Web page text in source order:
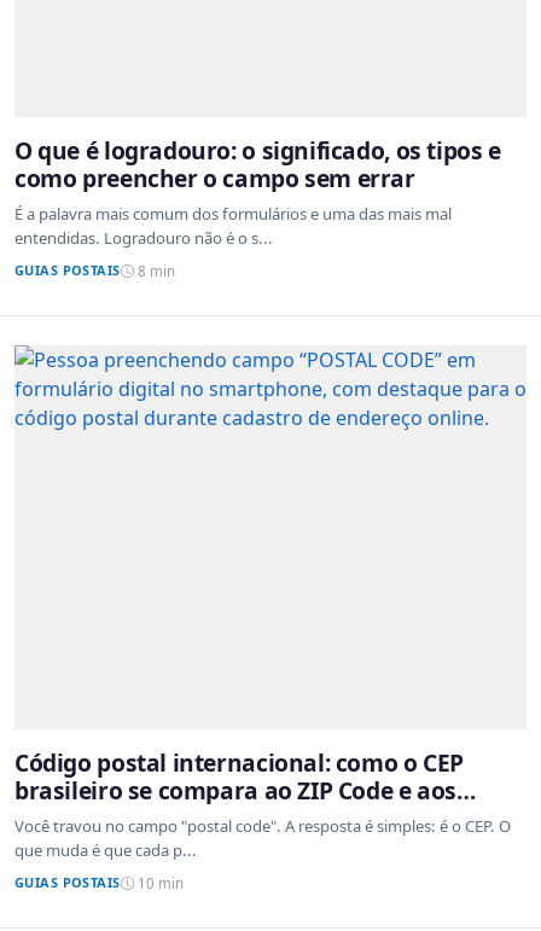
O que é logradouro: o significado, os tipos e
como preencher o campo sem errar
É a palavra mais comum dos formulários e uma das mais mal
entendidas. Logradouro não é o s...
GUIAS POSTAIS 8 min
Código postal internacional: como o CEP
brasileiro se compara ao ZIP Code e aos
sistemas de outros países
Você travou no campo "postal code". A resposta é simples: é o CEP. O
que muda é que cada p...
GUIAS POSTAIS 10 min